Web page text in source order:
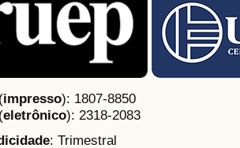
(impresso): 1807-8850
(eletrônico): 2318-2083
: Trimestral